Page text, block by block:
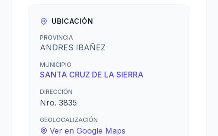
UBICACIÓN
PROVINCIA
ANDRES IBAÑEZ
MUNICIPIO
SANTA CRUZ DE LA SIERRA
DIRECCIÓN
Nro. 3835
GEOLOCALIZACIÓN
Ver en Google Maps